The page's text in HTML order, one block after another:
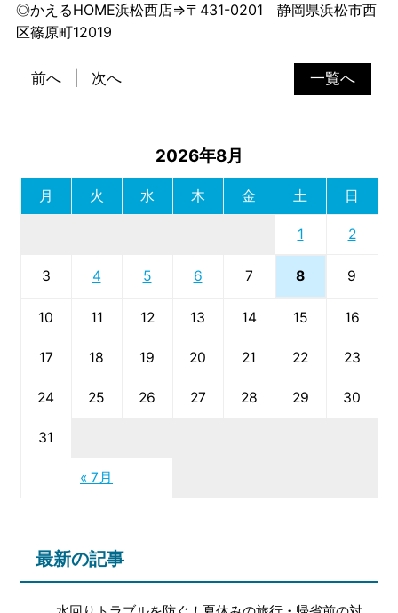
◎かえるHOME浜松西店⇒〒431-0201 静岡県浜松市西
区篠原町12019
一覧へ
前へ 次へ
2026年8月
月 火 水 木 金 土 日
« 7月
1 2
3 4 5 6 7 8 9
10 11 12 13 14 15 16
17 18 19 20 21 22 23
24 25 26 27 28 29 30
31
最新の記事